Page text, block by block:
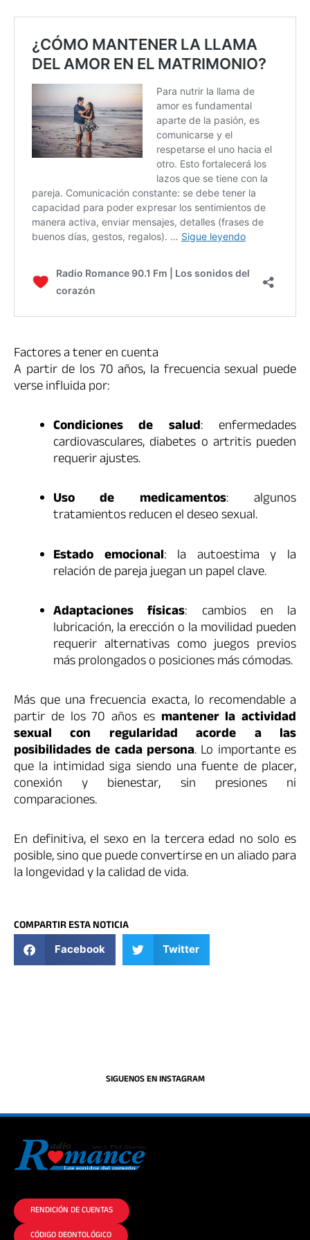
Factores a tener en cuenta
A partir de los 70 años, la frecuencia sexual puede
verse influida por:
Condiciones de salud: enfermedades
cardiovasculares, diabetes o artritis pueden
requerir ajustes.
Uso de medicamentos: algunos
tratamientos reducen el deseo sexual.
Estado emocional: la autoestima y la
relación de pareja juegan un papel clave.
Adaptaciones físicas: cambios en la
lubricación, la erección o la movilidad pueden
requerir alternativas como juegos previos
más prolongados o posiciones más cómodas.
Más que una frecuencia exacta, lo recomendable a
partir de los 70 años es mantener la actividad
sexual con regularidad acorde a las
posibilidades de cada persona. Lo importante es
que la intimidad siga siendo una fuente de placer,
conexión y bienestar, sin presiones ni
comparaciones.
En definitiva, el sexo en la tercera edad no solo es
posible, sino que puede convertirse en un aliado para
la longevidad y la calidad de vida.
COMPARTIR ESTA NOTICIA
Facebook Twitter
SIGUENOS EN INSTAGRAM
RENDICIÓN DE CUENTAS
CÓDIGO DEONTOLÓGICO